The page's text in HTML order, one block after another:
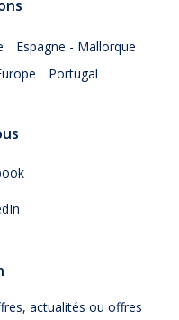
Espagne - Mallorque
Portugal
actualités ou offres